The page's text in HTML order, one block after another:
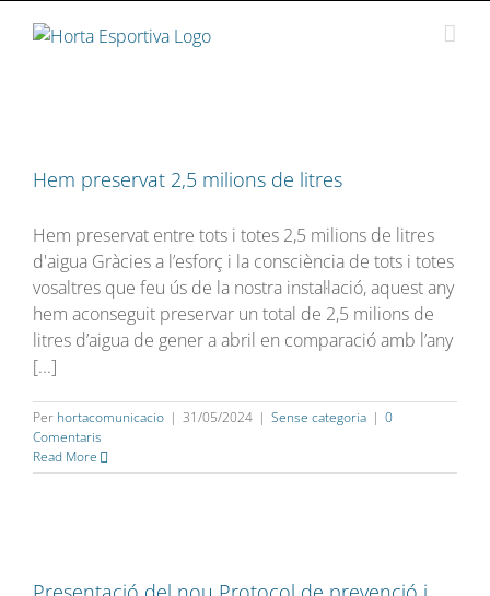
Hem preservat 2,5 milions de litres
Hem preservat entre tots i totes 2,5 milions de litres
d'aigua Gràcies a l’esforç i la consciència de tots i totes
vosaltres que feu ús de la nostra instal·lació, aquest any
hem aconseguit preservar un total de 2,5 milions de
litres d’aigua de gener a abril en comparació amb l’any
[...]
Per hortacomunicacio | 31/05/2024 | Sense categoria | 0
Comentaris
Read More